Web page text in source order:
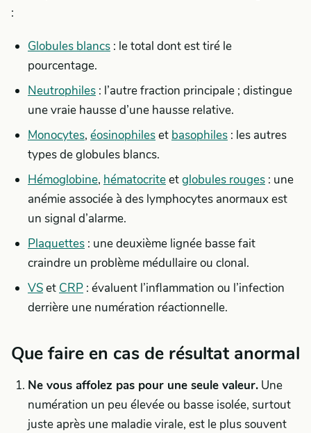
:
Globules blancs : le total dont est tiré le
pourcentage.
Neutrophiles : l’autre fraction principale ; distingue
une vraie hausse d’une hausse relative.
Monocytes, éosinophileset basophiles : les autres
types de globules blancs.
Hémoglobine, hématocriteetglobules rouges : une
anémie associée à des lymphocytes anormaux est
un signal d’alarme.
Plaquettes : une deuxième lignée basse fait
craindre un problème médullaire ou clonal.
VSet CRP : évaluent l’inflammation ou l’infection
derrière une numération réactionnelle.
Que faire en cas de résultat anormal
Ne vous affolez pas pour une seule valeur. Une
numération un peu élevée ou basse isolée, surtout
juste après une maladie virale, est le plus souvent